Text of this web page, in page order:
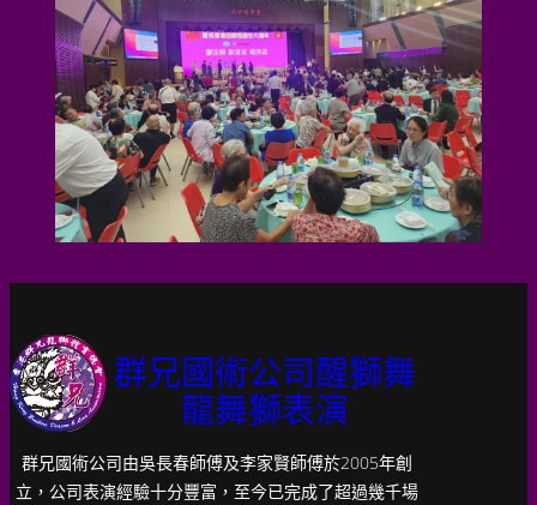
群兄國術公司醒獅舞
龍舞獅表演
群兄國術公司由吳長春師傅及李家賢師傅於2005年創
立，公司表演經驗十分豐富，至今已完成了超過幾千場